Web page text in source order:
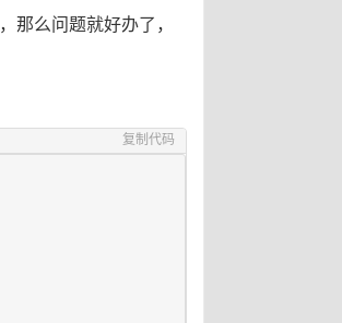
，那么问题就好办了，
复制代码